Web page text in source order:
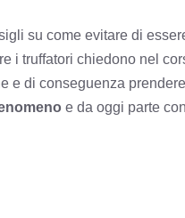
su come evitare di
i truffatori chiedono nel
e di conseguenza
e da oggi parte